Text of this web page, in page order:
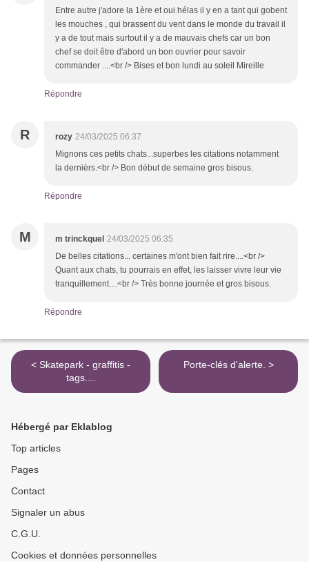
Entre autre j'adore la 1ère et oui hélas il y en a tant qui gobent
les mouches , qui brassent du vent dans le monde du travail il
y a de tout mais surtout il y a de mauvais chefs car un bon
chef se doit être d'abord un bon ouvrier pour savoir
commander ....<br /> Bises et bon lundi au soleil Mireille
Répondre
R rozy 24/03/2025 06:37
Mignons ces petits chats...superbes les citations notamment
la dernièrs.<br /> Bon début de semaine gros bisous.
Répondre
M m trinckquel 24/03/2025 06:35
De belles citations... certaines m'ont bien fait rire....<br />
Quant aux chats, tu pourrais en effet, les laisser vivre leur vie
tranquillement....<br /> Très bonne journée et gros bisous.
Répondre
< Skatepark - graffitis -
tags....
Porte-clés d'alerte. >
Hébergé par Eklablog
Top articles
Pages
Contact
Signaler un abus
C.G.U.
Cookies et données personnelles